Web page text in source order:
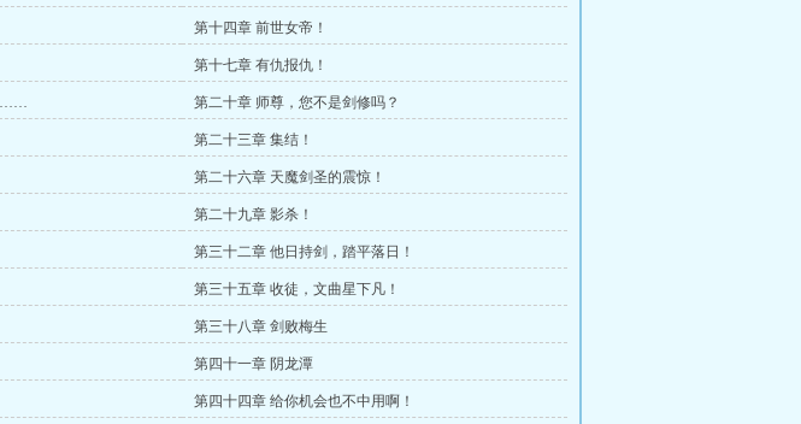
第十四章 前世女帝！
第十七章 有仇报仇！
…… 第二十章 师尊，您不是剑修吗？
第二十三章 集结！
第二十六章 天魔剑圣的震惊！
第二十九章 影杀！
第三十二章 他日持剑，踏平落日！
第三十五章 收徒，文曲星下凡！
第三十八章 剑败梅生
第四十一章 阴龙潭
第四十四章 给你机会也不中用啊！